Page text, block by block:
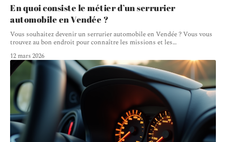
En quoi consiste le métier d’un serrurier
automobile en Vendée ?
Vous souhaitez devenir un serrurier automobile en Vendée ? Vous vous
trouvez au bon endroit pour connaître les missions et les…
12 mars 2026